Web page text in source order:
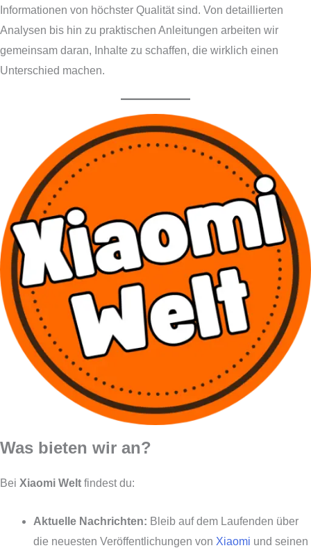
Informationen von höchster Qualität sind. Von detaillierten
Analysen bis hin zu praktischen Anleitungen arbeiten wir
gemeinsam daran, Inhalte zu schaffen, die wirklich einen
Unterschied machen.
Was bieten wir an?
Bei Xiaomi Welt findest du:
Aktuelle Nachrichten: Bleib auf dem Laufenden über
die neuesten Veröffentlichungen von Xiaomi und seinen